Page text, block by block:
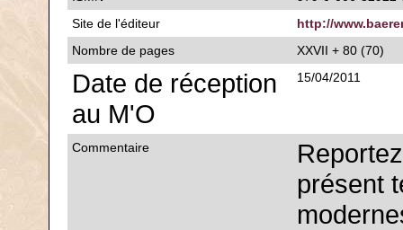
Site de l'éditeur
http://
Nombre de pages
XXVII + 80 (70)
Date de réception
au M'O
15/04/2011
Commentaire
présent